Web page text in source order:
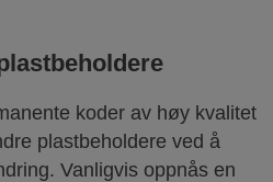
koder av høy kvalitet
plastbeholdere ved å
Vanligvis oppnås en